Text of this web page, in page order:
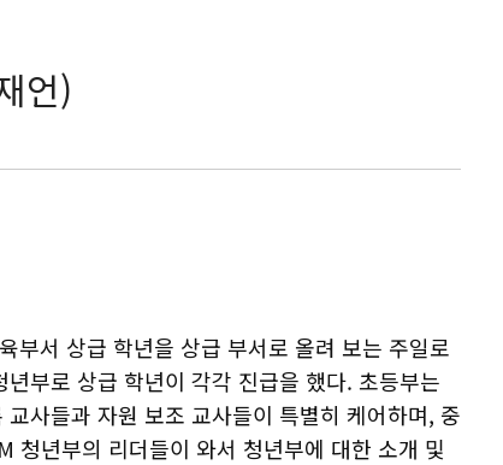
언)
부서 상급 학년을 상급 부서로 올려 보는 주일로
부로 상급 학년이 각각 진급을 했다. 초등부는
사들과 자원 보조 교사들이 특별히 케어하며, 중
년부의 리더들이 와서 청년부에 대한 소개 및